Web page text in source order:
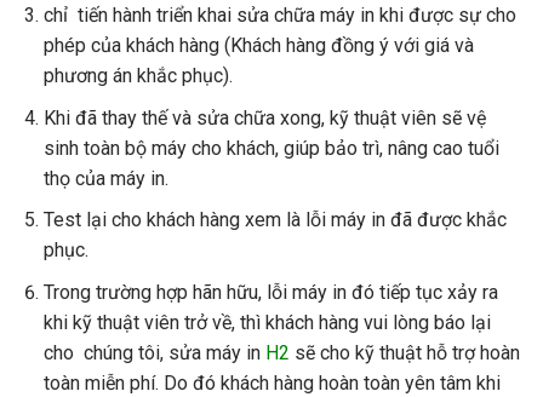
chỉ tiến hành triển khai sửa chữa máy in khi được sự cho
phép của khách hàng (Khách hàng đồng ý với giá và
phương án khắc phục).
Khi đã thay thế và sửa chữa xong, kỹ thuật viên sẽ vệ
sinh toàn bộ máy cho khách, giúp bảo trì, nâng cao tuổi
thọ của máy in.
Test lại cho khách hàng xem là lỗi máy in đã được khắc
phục.
Trong trường hợp hãn hữu, lỗi máy in đó tiếp tục xảy ra
khi kỹ thuật viên trở về, thì khách hàng vui lòng báo lại
cho chúng tôi, sửa máy in H2 sẽ cho kỹ thuật hỗ trợ hoàn
toàn miễn phí. Do đó khách hàng hoàn toàn yên tâm khi